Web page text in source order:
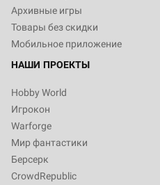
Мутанты: Точка отсчёта.
Логово рептилоидов.
Путеводитель по зоне №1
Купить
Архивные игры
Товары без скидки
Мобильное приложение
НАШИ ПРОЕКТЫ
Hobby World
Игрокон
Warforge
Мир фантастики
Берсерк
CrowdRepublic